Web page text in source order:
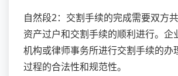
自然段2：交割手续的完成需要双方
资产过户和交割手续的顺利进行。企
机构或律师事务所进行交割手续的办
过程的合法性和规范性。